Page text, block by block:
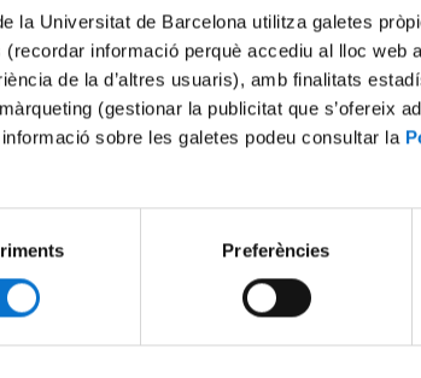
la Universitat de Barcelona utilitza galetes
(recordar informació perquè accediu al lloc
de la d’altres usuaris), amb finalitats
(gestionar la publicitat que s’ofereix
sobre les galetes podeu consultar la
Preferències
Hi pot haver problemes d'abastament als
comerços per nadal?
4 April, 2022